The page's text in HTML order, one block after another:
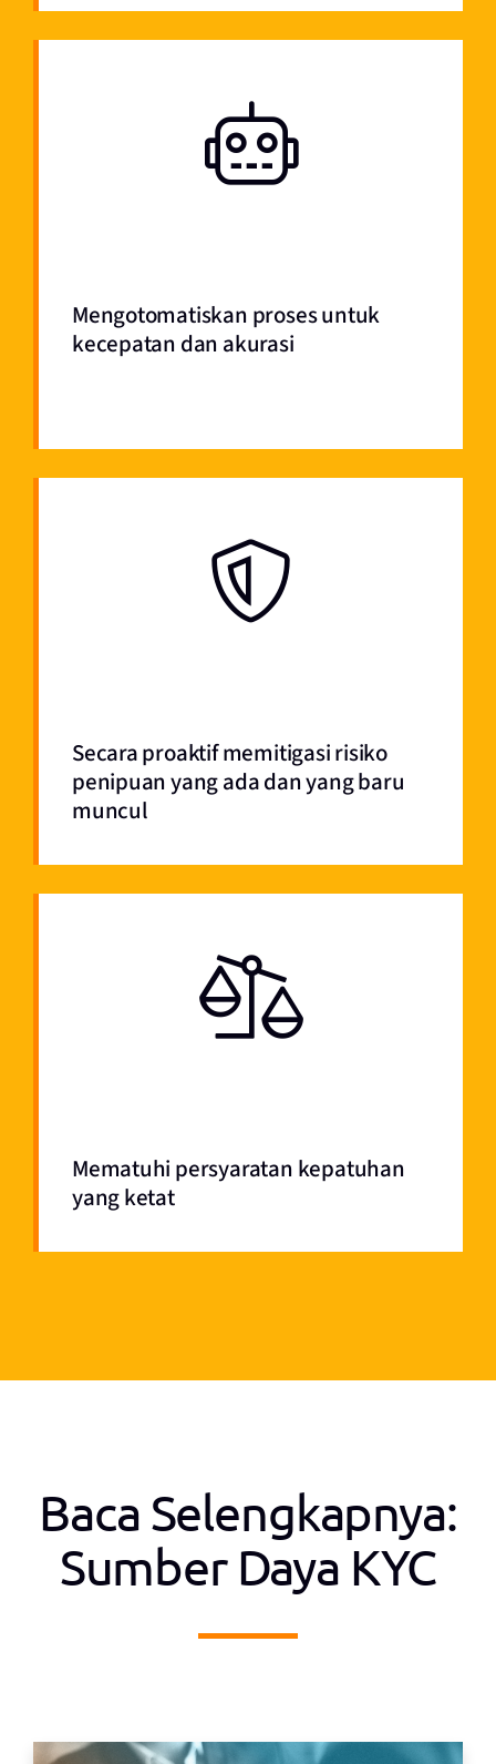
Mengotomatiskan proses untuk
kecepatan dan akurasi
Secara proaktif memitigasi risiko
penipuan yang ada dan yang baru
muncul
Mematuhi persyaratan kepatuhan
yang ketat
Baca Selengkapnya:
Sumber Daya KYC